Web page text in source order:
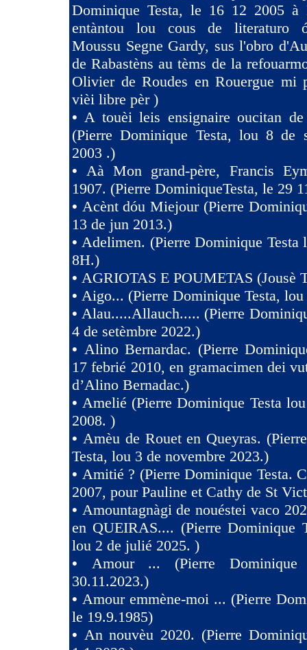
Dominique Testa, le 16 12 2005 à
entàntou lou cous de literaturo
Moussu Segne Gardy, sus l'obro
de Rabastèns au tèms de la
Olivier de Roudes en Rouergue mi
vièi libre pèr )
•A touèi leis ensignaire oucitan
(Pierre Dominique Testa, lou 8 de
2003 .)
•Aà Mon grand-père, Francis
1907. (Pierre DominiqueTesta, le 29
• Acènt dóu Miejour (Pierre
13 de jun 2013.)
•Adelimen. (Pierre Dominique Testa
8H.)
• AGRIOTAS E POUMETAS (Jousè
• Aigo... (Pierre Dominique Testa, lou
•Alau.....Allauch..... (Pierre
4 de setèmbre 2022.)
• Alino Bernardac. (Pierre
17 febrié 2010, en gramacimen dei
d’Alino Bernadac.)
•Amelié (Pierre Dominique Testa
2008. )
• Amèu de Rouet en Queyras.
Testa, lou 3 de novembre 2023.)
• Amitié ? (Pierre Dominique Testa.
2007, pour Pauline et Cathy de St
• Amountagnàgi de nouéstei vaco
en QUEIRAS.... (Pierre Dominique
lou 2 de julié 2025. )
• Amour ... (Pierre Dominique
30.11.2023.)
• Amour emmène-moi ... (Pierre
le 19.9.1985)
• An nouvèu 2020. (Pierre